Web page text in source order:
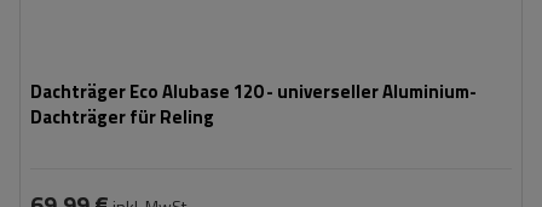
Dachträger Eco Alubase 120 - universeller Aluminium-
Dachträger für Reling